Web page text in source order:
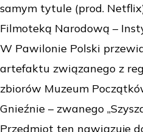
samym tytule (prod.
Filmoteką Narodową –
W Pawilonie Polski
artefaktu związanego z
zbiorów Muzeum
Gnieźnie – zwanego
Przedmiot ten nawiązuje